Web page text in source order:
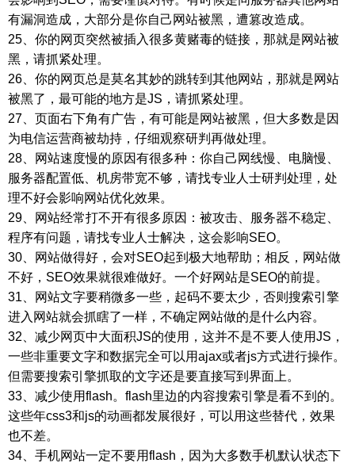
有漏洞造成，大部分是你自己网站被黑，遭篡改造成。
25、你的网页突然被插入很多黄赌毒的链接，那就是网站被
黑，请抓紧处理。
26、你的网页总是莫名其妙的跳转到其他网站，那就是网站
被黑了，最可能的地方是JS，请抓紧处理。
27、页面右下角有广告，有可能是网站被黑，但大多数是因
为电信运营商被劫持，仔细观察研判再做处理。
28、网站速度慢的原因有很多种：你自己网线慢、电脑慢、
服务器配置低、机房带宽不够，请找专业人士研判处理，处
理不好会影响网站优化效果。
29、网站经常打不开有很多原因：被攻击、服务器不稳定、
程序有问题，请找专业人士解决，这会影响SEO。
30、网站做得好，会对SEO起到极大地帮助；相反，网站做
不好，SEO效果就很难做好。一个好网站是SEO的前提。
31、网站文字要稍微多一些，起码不要太少，否则搜索引擎
进入网站就会抓瞎了一样，不确定网站做的是什么内容。
32、减少网页中大面积JS的使用，这并不是不要人使用JS，
一些非重要文字和数据完全可以用ajax或者js方式进行操作。
但需要搜索引擎抓取的文字还是要直接写到界面上。
33、减少使用flash。flash里边的内容搜索引擎是看不到的。
这些年css3和js的动画都发展很好，可以用这些替代，效果
也不差。
34、手机网站一定不要用flash，因为大多数手机默认状态下